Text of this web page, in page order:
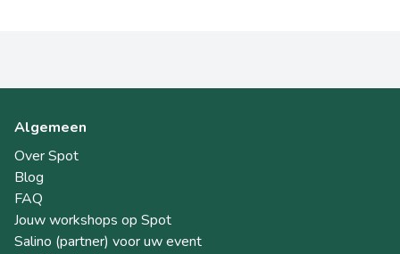
Algemeen
Over Spot
Blog
FAQ
Jouw workshops op Spot
Salino (partner) voor uw event